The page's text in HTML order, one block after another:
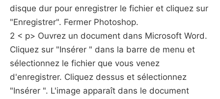
disque dur pour enregistrer le fichier et cliquez sur
"Enregistrer". Fermer Photoshop.
2 < p> Ouvrez un document dans Microsoft Word.
Cliquez sur "Insérer " dans la barre de menu et
sélectionnez le fichier que vous venez
d'enregistrer. Cliquez dessus et sélectionnez
"Insérer ". L'image apparaît dans le document